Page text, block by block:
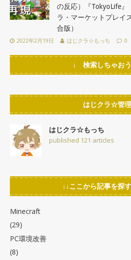
の反応）『TokyoLife』
ラ・マーケットプレイ
合版）
2022年2月19日 はじクラ☆もっち 0
↓ 検索しちゃお
はじクラ☆管
はじクラ☆もっち
published 121 articles
↓↓ここから記事を探
Minecraft
(29)
PC環境改善
(8)